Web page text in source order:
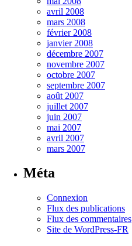
avril 2008
mars 2008
février 2008
janvier 2008
décembre 2007
novembre 2007
octobre 2007
septembre 2007
août 2007
juillet 2007
juin 2007
mai 2007
avril 2007
mars 2007
Méta
Connexion
Flux des publications
Flux des commentaires
Site de WordPress-FR